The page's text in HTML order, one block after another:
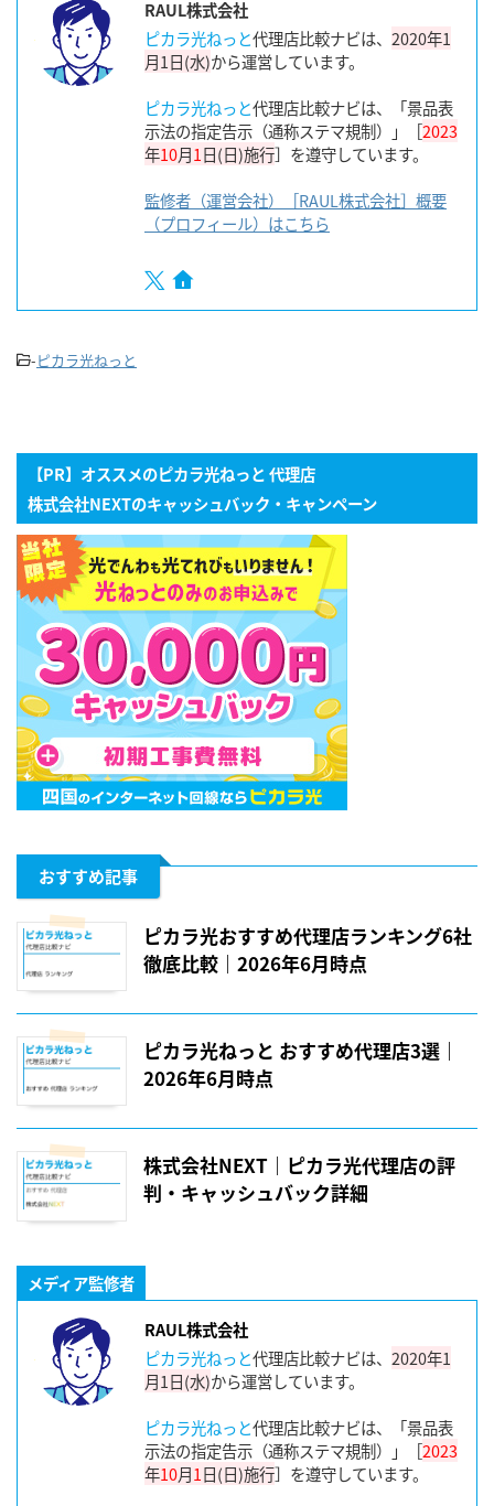
RAUL株式会社
ピカラ光ねっと代理店比較ナビは、 2020年1
月1日(水)から運営しています。
ピカラ光ねっと代理店比較ナビは、「景品表
示法の指定告示（通称ステマ規制）」［2023
年10月1 日(日)施行］を遵守しています。
監修者（運営会社）［RAUL株式会社］概要
（プロフィール）はこちら
-ピカラ光ねっと
【PR】オススメのピカラ光ねっと 代理店
株式会社NEXTのキャッシュバック・キャンペーン
おすすめ記事
ピカラ光おすすめ代理店ランキング6社
徹底比較｜2026年6月時点
ピカラ光ねっと おすすめ代理店3選｜
2026年6月時点
株式会社NEXT｜ピカラ光代理店の評
判・キャッシュバック詳細
メディア監修者
RAUL株式会社
ピカラ光ねっと代理店比較ナビは、 2020年1
月1日(水)から運営しています。
ピカラ光ねっと代理店比較ナビは、「景品表
示法の指定告示（通称ステマ規制）」［2023
年10月1 日(日)施行］を遵守しています。